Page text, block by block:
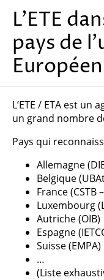
L’ETE
pays de
L’ETE / ETA est
un grand nombre
Pays qui
Allemagne
Belgique
France (CSTB
Luxembourg
Autriche (OIB)
Espagne
Suisse (EMPA)
…
(Liste